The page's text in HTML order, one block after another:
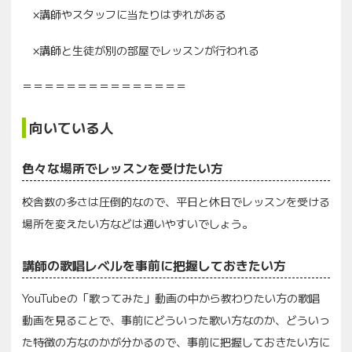
×講師やスタッフに当たりはずれがある
×講師と生徒が別の部屋でレッスンが行われる
＝＝＝＝＝＝＝＝＝＝＝＝＝＝＝
向いている人
色々な場所でレッスンを受けたい方
校舎数の多さは圧倒的なので、平日と休日でレッスンを受ける
場所を変えたい方などは通いやすいでしょう。
講師の歌唱レベルを事前に把握しておきたい方
YouTubeの「歌ってみた」動画の中から教わりたい方の歌唱
動画を見ることで、事前にどういった歌い方なのか、どういっ
た特徴の方なのかが分かるので、事前に把握しておきたい方に